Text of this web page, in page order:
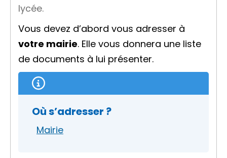
lycée.
Vous devez d’abord vous adresser à
votre mairie. Elle vous donnera une liste
de documents à lui présenter.
Où s’adresser ?
Mairie